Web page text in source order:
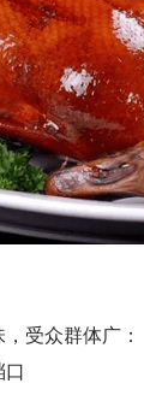
受众群体广：